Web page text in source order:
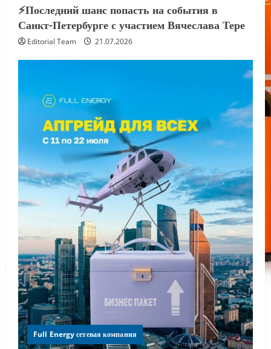
⚡️Последний шанс попасть на события в
Санкт-Петербурге с участием Вячеслава Тере
Editorial Team 21.07.2026
Full Energy сетевая компания